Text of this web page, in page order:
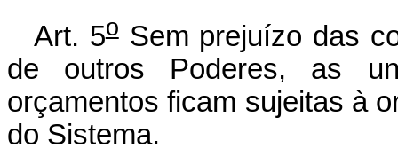
Art. 5oSem prejuízo das
de outros Poderes, as
orçamentos ficam sujeitas à
do Sistema.